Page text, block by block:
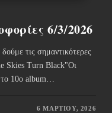
6/3/2026
τις σημαντικότερες
Skies Turn Black"Οι
το 10ο album…
6 ΜΑΡΤΊΟΥ, 2026